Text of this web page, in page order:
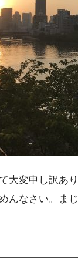
変申し訳
んなさい。ま